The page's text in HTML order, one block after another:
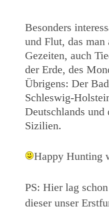
Besonders
und Flut, das
Gezeiten, auch
der Erde, des
Übrigens: Der
Schleswig-
Deutschlands
Sizilien.
Happy Hunting
PS: Hier lag
dieser unser